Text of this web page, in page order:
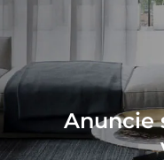
Anuncie